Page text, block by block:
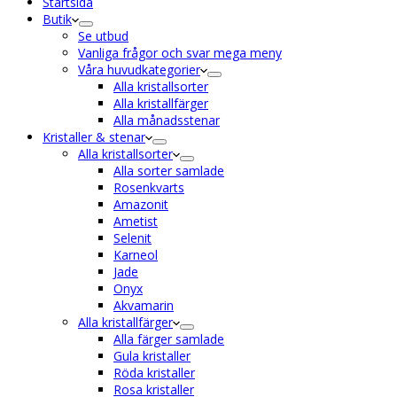
Butik
Se utbud
Vanliga frågor och svar mega meny
Våra huvudkategorier
Alla kristallsorter
Alla kristallfärger
Alla månadsstenar
Kristaller & stenar
Alla kristallsorter
Alla sorter samlade
Rosenkvarts
Amazonit
Ametist
Selenit
Karneol
Jade
Onyx
Akvamarin
Alla kristallfärger
Alla färger samlade
Gula kristaller
Röda kristaller
Rosa kristaller